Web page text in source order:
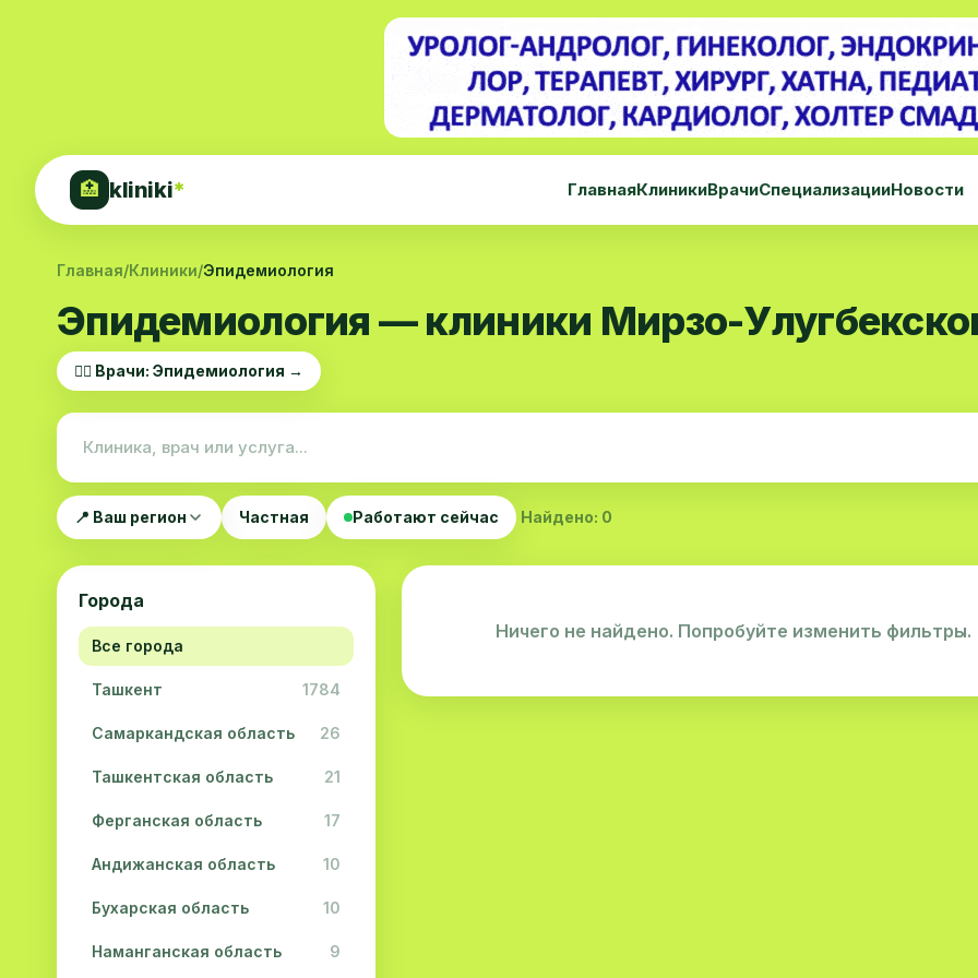
🏥 kliniki* ГлавнаяКлиникиВрачиСпециализацииНовости
Главная/Клиники/Эпидемиология
Эпидемиология — клиники Мирзо-
👨‍⚕️ Врачи: Эпидемиология →
📍 Ваш регион Частная Работают сейчас Найдено: 0
Города
Все города
Ташкент 1784
Самаркандская область 26
Ташкентская область 21
Ферганская область 17
Андижанская область 10
Бухарская область 10
Наманганская область 9
Ничего не найдено. Попробуйте изменить фильтры.